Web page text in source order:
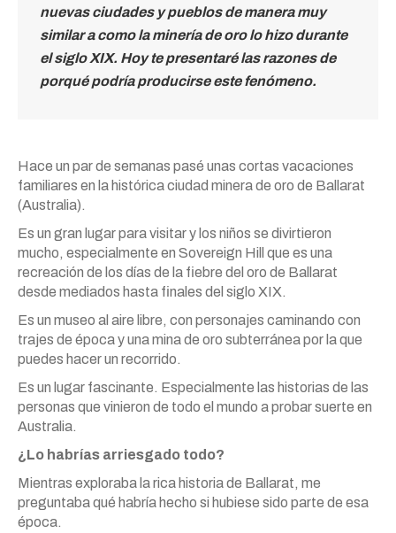
nuevas ciudades y pueblos de manera muy
similar a como la minería de oro lo hizo durante
el siglo XIX. Hoy te presentaré las razones de
porqué podría producirse este fenómeno.
Hace un par de semanas pasé unas cortas vacaciones
familiares en la histórica ciudad minera de oro de Ballarat
(Australia).
Es un gran lugar para visitar y los niños se divirtieron
mucho, especialmente en Sovereign Hill que es una
recreación de los días de la fiebre del oro de Ballarat
desde mediados hasta finales del siglo XIX.
Es un museo al aire libre, con personajes caminando con
trajes de época y una mina de oro subterránea por la que
puedes hacer un recorrido.
Es un lugar fascinante. Especialmente las historias de las
personas que vinieron de todo el mundo a probar suerte en
Australia.
¿Lo habrías arriesgado todo?
Mientras exploraba la rica historia de Ballarat, me
preguntaba qué habría hecho si hubiese sido parte de esa
época.